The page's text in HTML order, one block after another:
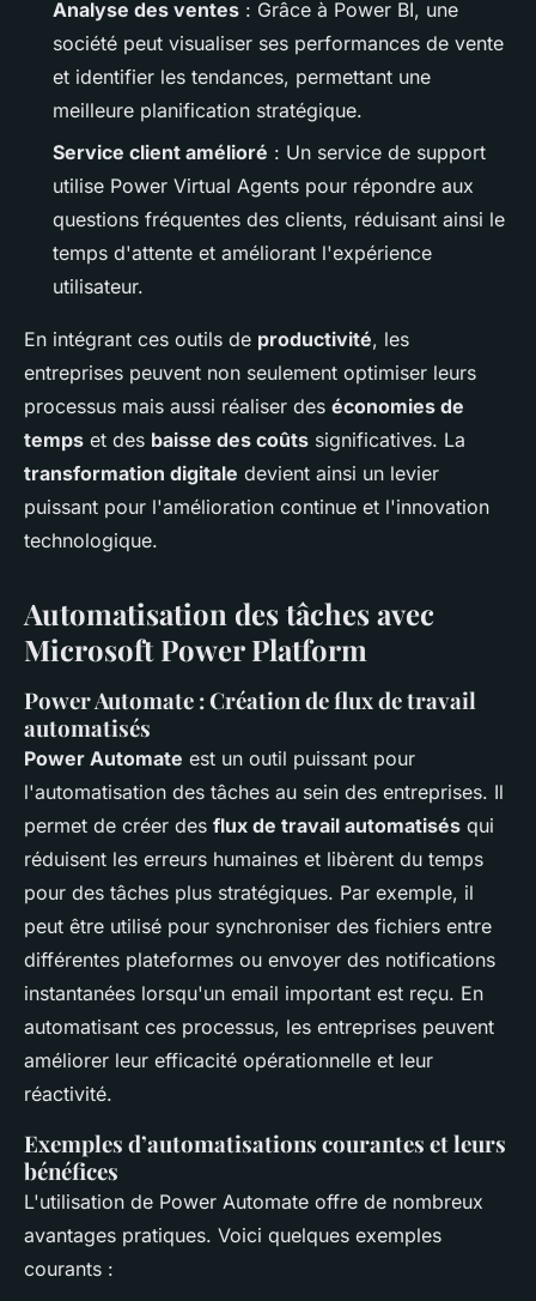
Analyse des ventes : Grâce à Power BI, une
société peut visualiser ses performances de vente
et identifier les tendances, permettant une
meilleure planification stratégique.
Service client amélioré : Un service de support
utilise Power Virtual Agents pour répondre aux
questions fréquentes des clients, réduisant ainsi le
temps d'attente et améliorant l'expérience
utilisateur.
En intégrant ces outils de productivité, les
entreprises peuvent non seulement optimiser leurs
processus mais aussi réaliser des économies de
temps et des baisse des coûts significatives. La
transformation digitale devient ainsi un levier
puissant pour l'amélioration continue et l'innovation
technologique.
Automatisation des tâches avec
Microsoft Power Platform
Power Automate : Création de flux de travail
automatisés
Power Automate est un outil puissant pour
l'automatisation des tâches au sein des entreprises. Il
permet de créer des flux de travail automatisés qui
réduisent les erreurs humaines et libèrent du temps
pour des tâches plus stratégiques. Par exemple, il
peut être utilisé pour synchroniser des fichiers entre
différentes plateformes ou envoyer des notifications
instantanées lorsqu'un email important est reçu. En
automatisant ces processus, les entreprises peuvent
améliorer leur efficacité opérationnelle et leur
réactivité.
Exemples d’automatisations courantes et leurs
bénéfices
L'utilisation de Power Automate offre de nombreux
avantages pratiques. Voici quelques exemples
courants :